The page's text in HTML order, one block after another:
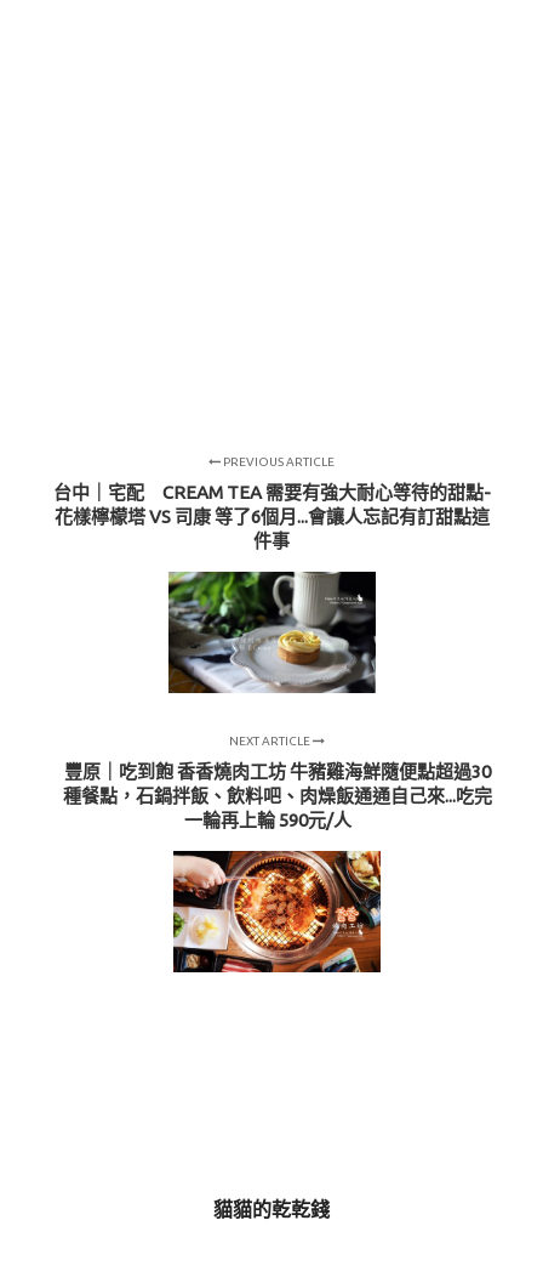
PREVIOUS ARTICLE
台中｜宅配 CREAM TEA 需要有強大耐心等待的甜點-
花樣檸檬塔 VS 司康 等了6個月...會讓人忘記有訂甜點這
件事
NEXT ARTICLE
豐原｜吃到飽 香香燒肉工坊 牛豬雞海鮮隨便點超過30
種餐點，石鍋拌飯、飲料吧、肉燥飯通通自己來...吃完
一輪再上輪 590元/人
貓貓的乾乾錢